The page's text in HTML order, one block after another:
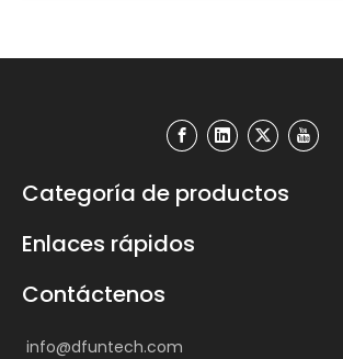
Categoría de productos
Enlaces rápidos
Contáctenos
info@dfuntech.com